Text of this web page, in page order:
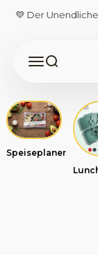
Zum Inhalt
💛 Der Unendliche
Suche
Speiseplaner